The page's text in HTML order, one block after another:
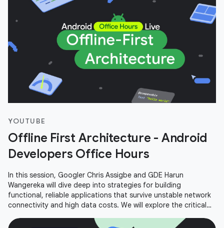
YOUTUBE
Offline First Architecture - Android
Developers Office Hours
In this session, Googler Chris Assigbe and GDE Harun
Wangereka will dive deep into strategies for building
functional, reliable applications that survive unstable network
connectivity and high data costs. We will explore the critical